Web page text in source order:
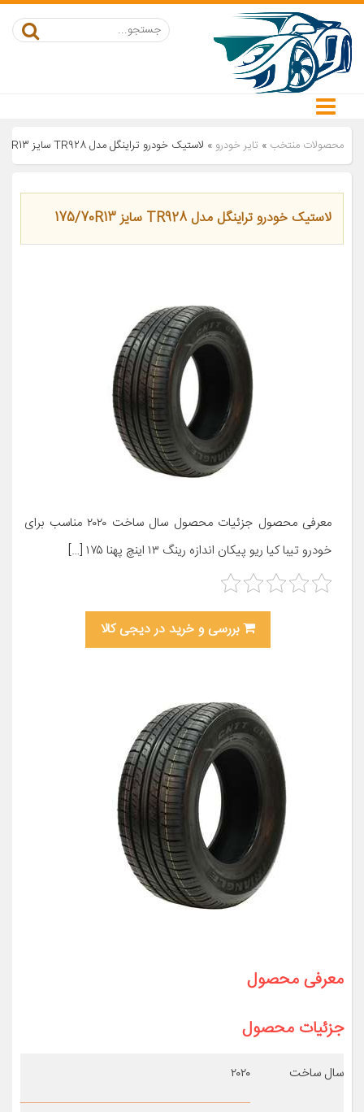
محصولات منتخب » تایر خودرو » لاستیک خودرو تراینگل مدل TR928 سایز 175/70R13
لاستیک خودرو تراینگل مدل TR928 سایز 175/70R13
معرفی محصول جزئیات محصول سال ساخت ۲۰۲۰ مناسب برای
خودرو تیبا کیا ریو پیکان اندازه رینگ ۱۳ اینچ پهنا ۱۷۵ […]
بررسی و خرید در دیجی کالا
معرفی محصول
جزئیات محصول
سال ساخت ۲۰۲۰